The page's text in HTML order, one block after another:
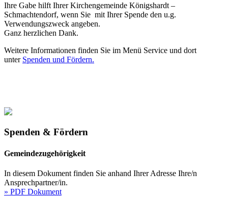
Ihre Gabe hilft Ihrer Kirchengemeinde Königshardt –
Schmachtendorf, wenn Sie mit Ihrer Spende den u.g.
Verwendungszweck angeben.
Ganz herzlichen Dank.
Weitere Informationen finden Sie im Menü Service und dort
unter Spenden und Fördern.
Spenden & Fördern
Gemeindezugehörigkeit
In diesem Dokument finden Sie anhand Ihrer Adresse Ihre/n
Ansprechpartner/in.
» PDF Dokument